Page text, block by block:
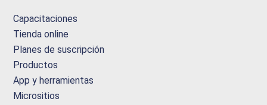
Capacitaciones
Tienda online
Planes de suscripción
Productos
App y herramientas
Micrositios